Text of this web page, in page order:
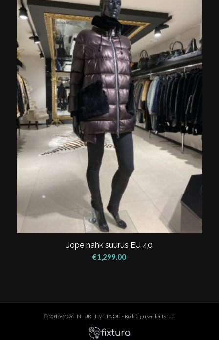
Jope nahk suurus EU 40
€1,299.00
© 2016-2026 INFUR | ILVETA OÜ - Kõik õigused kaitstud.